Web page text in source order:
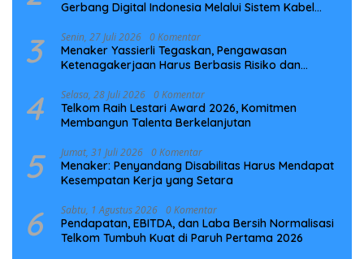
Gerbang Digital Indonesia Melalui Sistem Kabel
3 Senin, 27 Juli 2026 0 Komentar
Menaker Yassierli Tegaskan, Pengawasan
Ketenagakerjaan Harus Berbasis Risiko dan
4 Selasa, 28 Juli 2026 0 Komentar
Telkom Raih Lestari Award 2026, Komitmen
Membangun Talenta Berkelanjutan
5 Jumat, 31 Juli 2026 0 Komentar
Menaker: Penyandang Disabilitas Harus Mendapat
Kesempatan Kerja yang Setara
6 Sabtu, 1 Agustus 2026 0 Komentar
Pendapatan, EBITDA, dan Laba Bersih Normalisasi
Telkom Tumbuh Kuat di Paruh Pertama 2026